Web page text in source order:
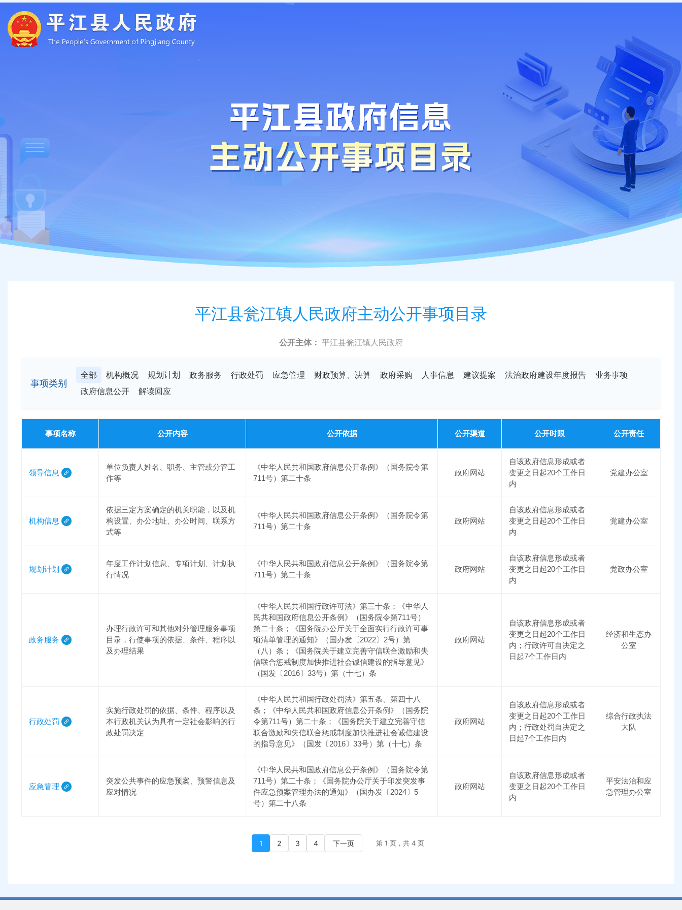
平江县瓮江镇人民政府主动公开事项目录
公开主体： 平江县瓮江镇人民政府
事项类别
全部 机构概况 规划计划 政务服务 行政处罚 应急管理 财政预算、决算 政府采购 人事信息 建议提案 法治政府建设年度报告
业务事项
政府信息公开
解读回应
事项名称 公开内容 公开依据 公开渠道 公开时限 公开责任
领导信息
单位负责人姓名、职务、主管或分管工
作等
《中华人民共和国政府信息公开条例》（国务院令第
711号）第二十条
政府网站
自该政府信息形成或者
变更之日起20个工作日
内
党建办公室
机构信息
依据三定方案确定的机关职能，以及机
构设置、办公地址、办公时间、联系方
式等
《中华人民共和国政府信息公开条例》（国务院令第
711号）第二十条
政府网站
自该政府信息形成或者
变更之日起20个工作日
内
党建办公室
规划计划
年度工作计划信息、专项计划、计划执
行情况
《中华人民共和国政府信息公开条例》（国务院令第
711号）第二十条
政府网站
自该政府信息形成或者
变更之日起20个工作日
内
党政办公室
政务服务
办理行政许可和其他对外管理服务事项
目录，行使事项的依据、条件、程序以
及办理结果
《中华人民共和国行政许可法》第三十条；《中华人
民共和国政府信息公开条例》（国务院令第711号）
第二十条；《国务院办公厅关于全面实行行政许可事
项清单管理的通知》（国办发〔2022〕2号）第
（八）条；《国务院关于建立完善守信联合激励和失
信联合惩戒制度加快推进社会诚信建设的指导意见》
（国发〔2016〕33号）第（十七）条
政府网站
自该政府信息形成或者
变更之日起20个工作日
内；行政许可自决定之
日起7个工作日内
经济和生态办
公室
行政处罚
实施行政处罚的依据、条件、程序以及
本行政机关认为具有一定社会影响的行
政处罚决定
《中华人民共和国行政处罚法》第五条、第四十八
条；《中华人民共和国政府信息公开条例》（国务院
令第711号）第二十条；《国务院关于建立完善守信
联合激励和失信联合惩戒制度加快推进社会诚信建设
的指导意见》（国发〔2016〕33号）第（十七）条
政府网站
自该政府信息形成或者
变更之日起20个工作日
内；行政处罚自决定之
日起7个工作日内
综合行政执法
大队
应急管理
突发公共事件的应急预案、预警信息及
应对情况
《中华人民共和国政府信息公开条例》（国务院令第
711号）第二十条；《国务院办公厅关于印发突发事
件应急预案管理办法的通知》（国办发〔2024〕5
号）第二十八条
政府网站
自该政府信息形成或者
变更之日起20个工作日
内
平安法治和应
急管理办公室
1 2 3 4 下一页 第 1 页，共 4 页